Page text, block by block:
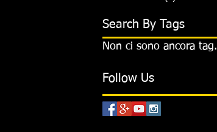
Search By Tags
Non ci sono ancora tag.
Follow Us